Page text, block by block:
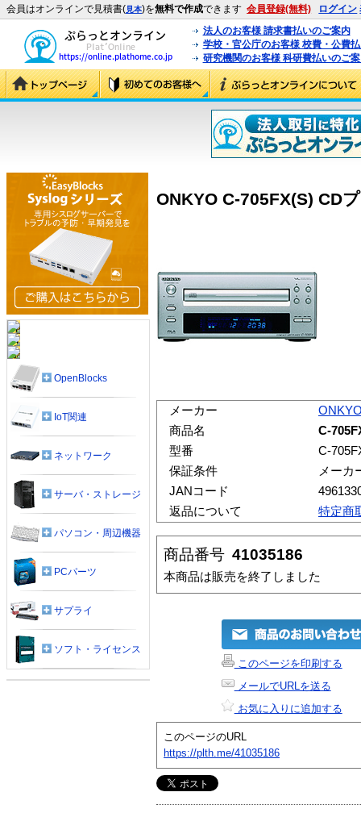
会員はオンラインで見積書(見本)を無料で作成できます 会員登録(無料) ログイン
法人のお客様 請求書払いのご案内
学校・官公庁のお客様 校費・公費
研究機関のお客様 科研費払いのご
ONKYO C-705FX(S) CD
メーカー
商品名
C-
型番
C-
保証条件
メーカ
JANコード
返品について
特定商
商品番号 41035186
本商品は販売を終了しました
このページを印刷する
メールでURLを送る
お気に入りに追加する
このページのURL
https://plth.me/41035186
OpenBlocks
IoT関連
ネットワーク
サーバ・ストレージ
パソコン・周辺機器
PCパーツ
サプライ
ソフト・ライセンス